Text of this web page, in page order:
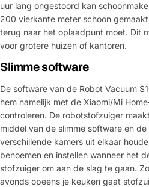
uur lang ongestoord kan
200 vierkante meter schoon
terug naar het oplaadpunt moet. Dit
voor grotere huizen of kantoren.
Slimme software
De software van de Robot Vacuum
hem namelijk met de Xiaomi/Mi
controleren. De robotstofzuiger
middel van de slimme software en
verschillende kamers uit elkaar
benoemen en instellen wanneer het
stofzuiger om aan de slag te gaan.
avonds opeens je keuken gaat
Deel dit product
Delen
naam
Jouw
email
telefoon